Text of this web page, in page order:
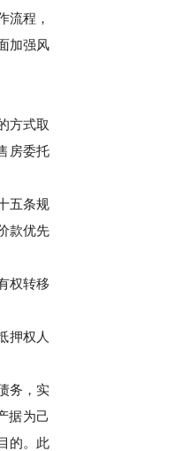
流程，
加强风
方式取
房委托
五条规
款优先
权转移
押权人
务，实
据为己
的。此